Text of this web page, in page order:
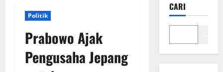
Politik
Prabowo Ajak
Pengusaha Jepang
CARI